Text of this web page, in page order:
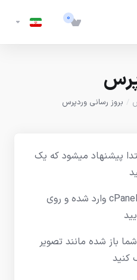
0
بروز رسانی وردپرس
پیشنهاد میشود که یک
سپس از طریق کنترل پنل cPanel وارد شده و روی
باز شده مانند تصویر